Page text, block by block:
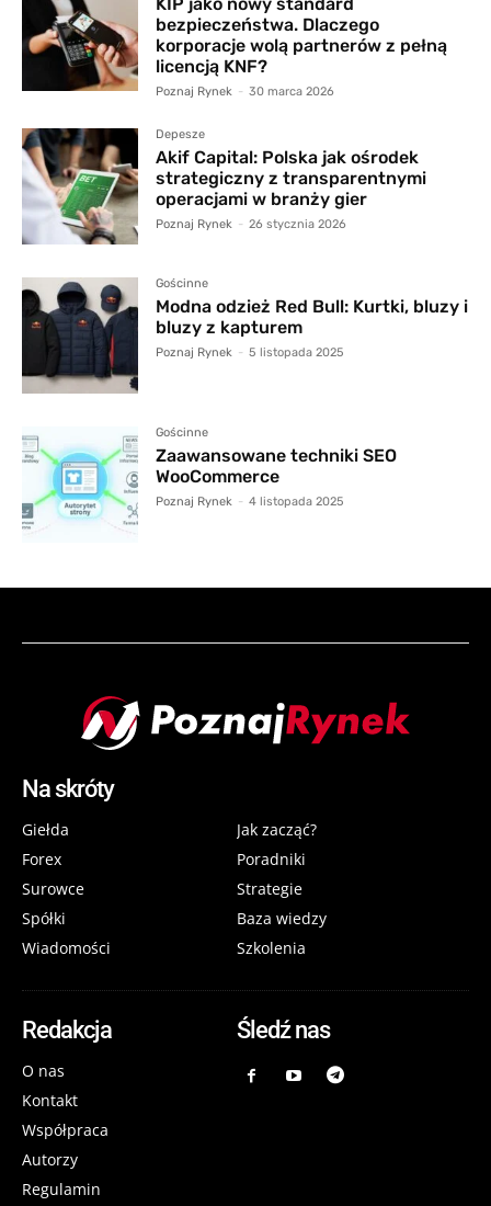
bezpieczeństwa. Dlaczego
korporacje wolą partnerów z pełną
licencją KNF?
Poznaj Rynek - 30 marca 2026
Depesze
Akif Capital: Polska jak ośrodek
strategiczny z transparentnymi
operacjami w branży gier
Poznaj Rynek - 26 stycznia 2026
Gościnne
Modna odzież Red Bull: Kurtki, bluzy i
bluzy z kapturem
Poznaj Rynek - 5 listopada 2025
Gościnne
Zaawansowane techniki SEO
WooCommerce
Poznaj Rynek - 4 listopada 2025
Na skróty
Giełda
Forex
Surowce
Spółki
Wiadomości
Jak zacząć?
Poradniki
Strategie
Baza wiedzy
Szkolenia
Redakcja
O nas
Kontakt
Współpraca
Autorzy
Regulamin
Śledź nas